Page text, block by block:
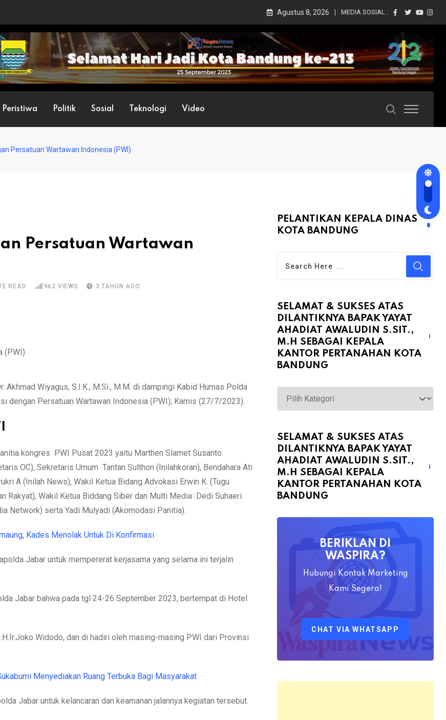
Agustus 8, 2026 MEDIA SOSIAL :
Peristiwa Politik Sosial Teknologi Video
Persatuan Wartawan Indonesia (PWI)
Persatuan Wartawan
READ 962 VIEWS 3 TAHUN AGO
Akhmad Wiyagus, S.I.K., M.Si., M.M. di dampingi Kabid Humas Polda
dengan Persatuan Wartawan Indonesia (PWI), Kamis (27/7/2023).
kongres PWI Pusat 2023 yaitu Marthen Slamet Susanto
OC), Sekretaris Umum Tantan Sulthon (Inilahkoran), Bendahara Ati
A (Inilah News), Wakil Ketua Bidang Advokasi Erwin K. (Tugu
Rakyat), Wakil Ketua Biddang Siber dan Multi Media Dedi Suhaeri
Network) serta Yadi Mulyadi (Akomodasi Panitia).
Kades Menolak Untuk Di Konfirmasi
Jabar untuk mempererat kerjasama yang selama ini terjalin
Jabar bahwa pada tgl 24-26 September 2023, bertempat di Hotel
Widodo, dan di hadiri oleh masing-masing PWI dari Provinsi
Menyediakan Ruang Terbuka Bagi Masyarakat
Jabar untuk kelancaran dan keamanan jalannya kegiatan tersebut.
PELANTIKAN KEPALA DINAS
KOTA BANDUNG
SELAMAT & SUKSES ATAS
DILANTIKNYA BAPAK YAYAT
AHADIAT AWALUDIN S.SIT.,
M.H SEBAGAI KEPALA
KANTOR PERTANAHAN KOTA
BANDUNG
Selamat
&
atas
Dilantiknya
Bapak
Yayat
Ahadiat
Sebagai
Pertanahan
Kota
Bandung
SELAMAT & SUKSES ATAS
DILANTIKNYA BAPAK YAYAT
AHADIAT AWALUDIN S.SIT.,
M.H SEBAGAI KEPALA
KANTOR PERTANAHAN KOTA
BANDUNG
BERIKLAN DI
WASPIRA?
Hubungi Kontak Marketing
Kami Segera!
CHAT VIA WHATSAPP